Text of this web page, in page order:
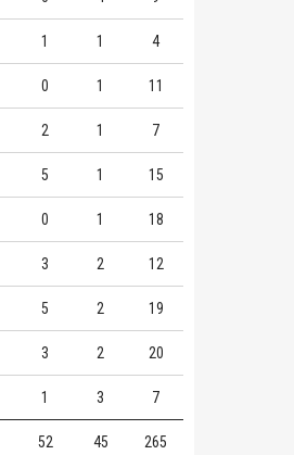
1 1 4
0 1 11
2 1 7
5 1 15
0 1 18
3 2 12
5 2 19
3 2 20
1 3 7
52 45
265